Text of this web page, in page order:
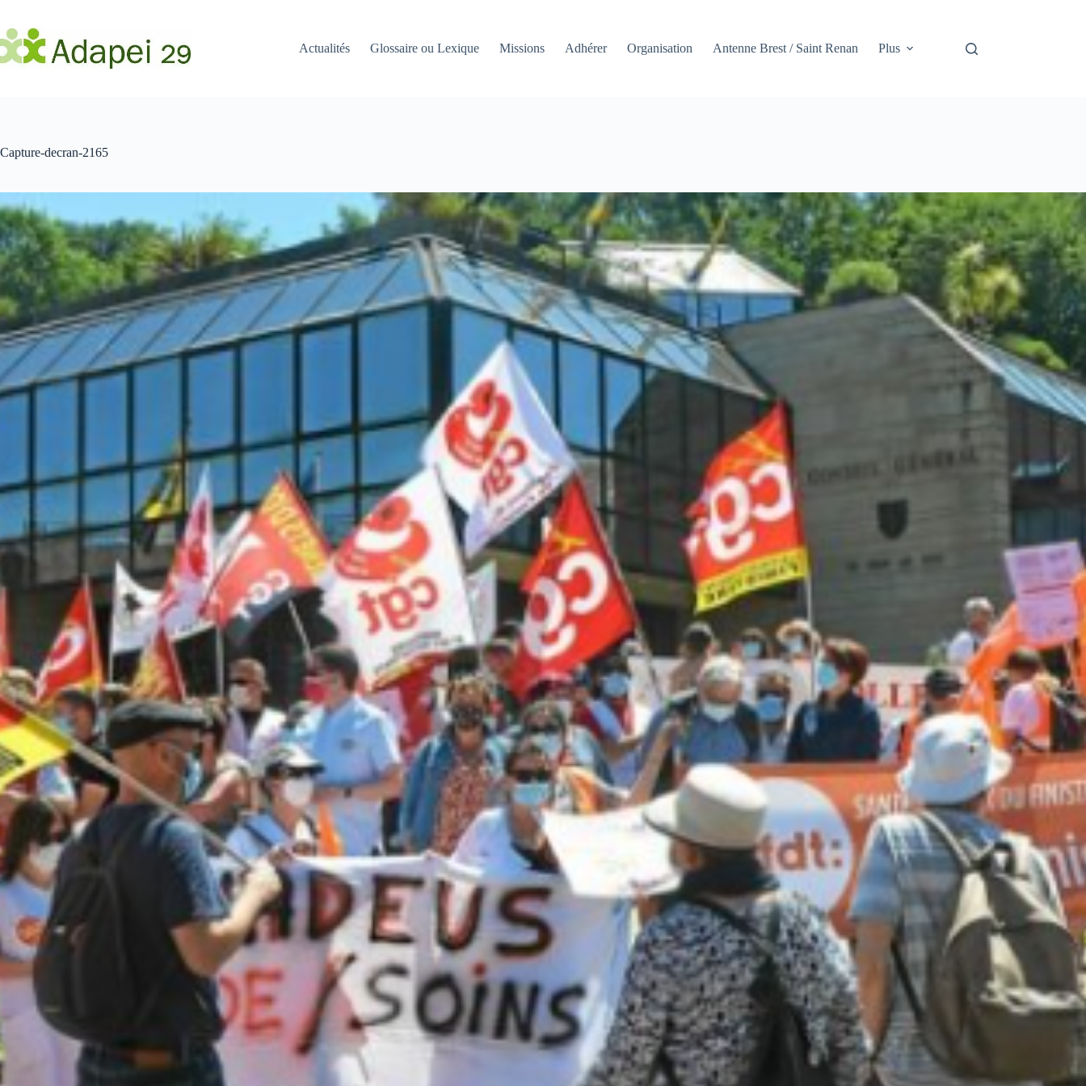
contenu
Actualités
Glossaire ou Lexique Missions Adhérer Organisation Antenne Brest / Saint Renan Plus
Capture-decran-2165